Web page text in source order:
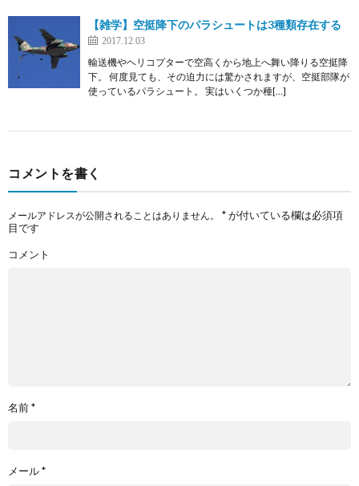
【雑学】空挺降下のパラシュートは3種類存在する
2017.12.03
輸送機やヘリコプターで空高くから地上へ舞い降りる空挺降
下。 何度見ても、その迫力には驚かされますが、空挺部隊が
使っているパラシュート。 実はいくつか種[…]
コメントを書く
メールアドレスが公開されることはありません。 *が付いている欄は必須項
目です
コメント
名前*
メール*